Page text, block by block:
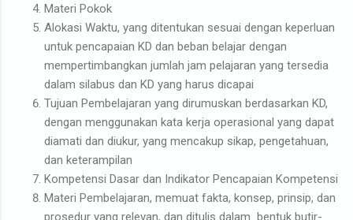
Materi Pokok
Alokasi Waktu, yang ditentukan sesuai dengan keperluan
untuk pencapaian KD dan beban belajar dengan
mempertimbangkan jumlah jam pelajaran yang tersedia
dalam silabus dan KD yang harus dicapai
Tujuan Pembelajaran yang dirumuskan berdasarkan KD,
dengan menggunakan kata kerja operasional yang dapat
diamati dan diukur, yang mencakup sikap, pengetahuan,
dan keterampilan
Kompetensi Dasar dan Indikator Pencapaian Kompetensi
Materi Pembelajaran, memuat fakta, konsep, prinsip, dan
prosedur yang relevan, dan ditulis dalam bentuk butir-